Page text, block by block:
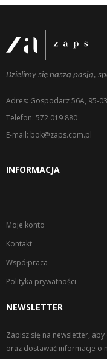
Dzielimy się naszą pasją,
Adres: Gospodarz 56A, 95-
Telefon: 572 019 880
E-mail: bok@zaps.com.pl
INFORMACJA
Moje konto
Kontakt
Współpraca
Polityka prywatności
NEWSLETTER
Zapisz się na newsletter,
oraz dostawać informacje o